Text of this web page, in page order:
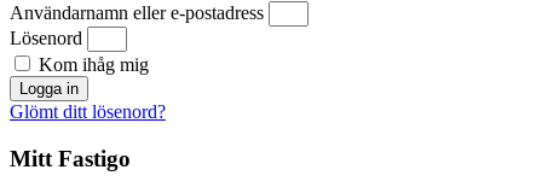
Användarnamn eller e-postadress
Lösenord
Kom ihåg mig
Logga in
Glömt ditt lösenord?
Mitt Fastigo